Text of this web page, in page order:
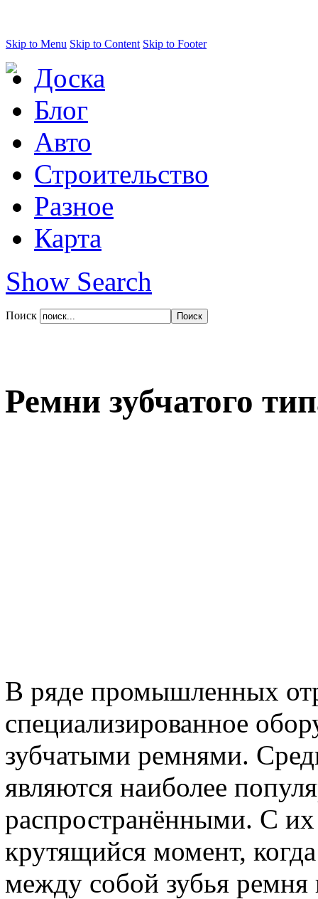
Skip to Menu Skip to Content Skip to Footer
Доска
Блог
Авто
Строительство
Разное
Карта
Show Search
Поиск
Ремни зубчатого
В ряде промышленных
специализированное
зубчатыми ремнями.
являются наиболее
распространёнными. С
крутящийся момент,
между собой зубья